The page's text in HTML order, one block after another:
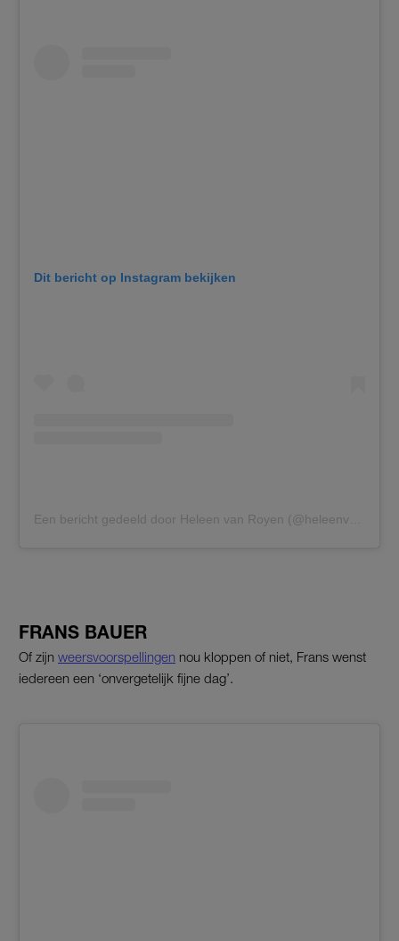
Dit bericht op Instagram bekijken
Een bericht gedeeld door Heleen van Royen (@heleenvanroyen)
FRANS BAUER
Of zijn weersvoorspellingen nou kloppen of niet, Frans wenst
iedereen een ‘onvergetelijk fijne dag’.